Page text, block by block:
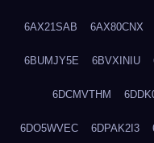
6AX21SAB 6AX80CNX
6BUMJY5E 6BVXINIU
6DCMVTHM
6DO5WVEC 6DPAK2I3